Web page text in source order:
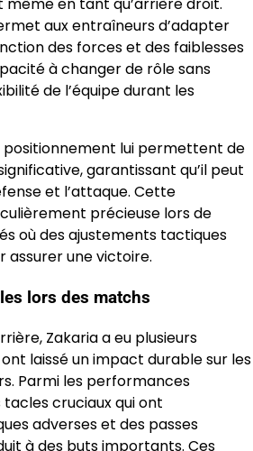
en tant qu’arrière droit.
aux entraîneurs d’adapter
des forces et des faiblesses
à changer de rôle sans
de l’équipe durant les
positionnement lui permettent de
garantissant qu’il peut
et l’attaque. Cette
précieuse lors de
où des ajustements tactiques
assurer une victoire.
lors des matchs
Zakaria a eu plusieurs
laissé un impact durable sur les
Parmi les performances
cruciaux qui ont
adverses et des passes
à des buts importants. Ces